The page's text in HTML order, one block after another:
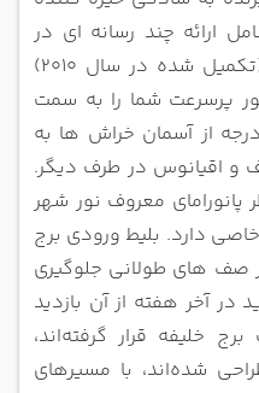
ارائه چند رسانه ای در
دوبی و ساختمان برج خلیفه (تکمیل شده در سال 2010)
پرسرعت شما را به سمت
عرشه رصد ببرد تا مناظر 360 درجه از آسمان خراش ها به
و اقیانوس در طرف دیگر.
پانورامای معروف نور شهر
دارد. بلیط ورودی برج
صف های طولانی جلوگیری
آخر هفته از آن بازدید
خلیفه قرار گرفته‌اند،
شده‌اند، با مسیرهای